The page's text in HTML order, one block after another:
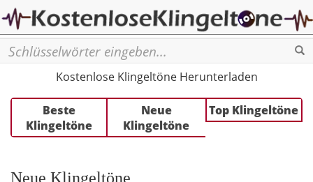
Kostenlose Klingeltöne Herunterladen
Beste
Klingeltöne
Neue
Klingeltöne
Top Klingeltöne
Neue Klingeltöne